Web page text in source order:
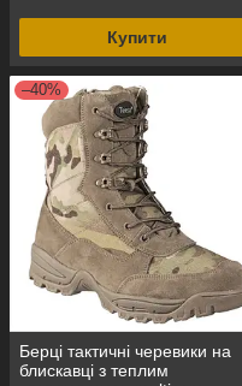
Купити
–40%
Берці тактичні черевики на
блискавці з теплим